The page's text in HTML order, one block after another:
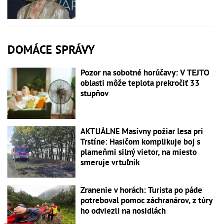
DOMÁCE SPRÁVY
Pozor na sobotné horúčavy: V TEJTO
oblasti môže teplota prekročiť 33
stupňov
AKTUÁLNE Masívny požiar lesa pri
Trstíne: Hasičom komplikuje boj s
plameňmi silný vietor, na miesto
smeruje vrtuľník
Zranenie v horách: Turista po páde
potreboval pomoc záchranárov, z túry
ho odviezli na nosidlách